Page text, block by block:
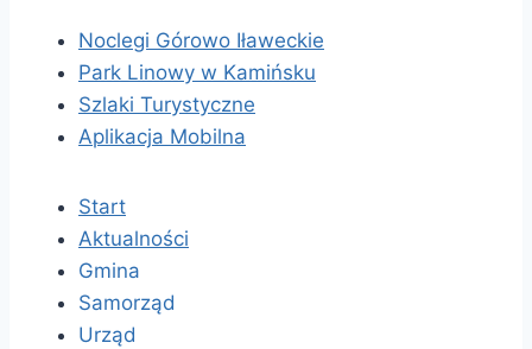
Noclegi Górowo Iławeckie
Park Linowy w Kamińsku
Szlaki Turystyczne
Aplikacja Mobilna
Start
Aktualności
Gmina
Samorząd
Urząd